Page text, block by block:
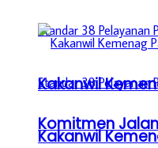
Kakanwil
Komitmen
Kakanwil